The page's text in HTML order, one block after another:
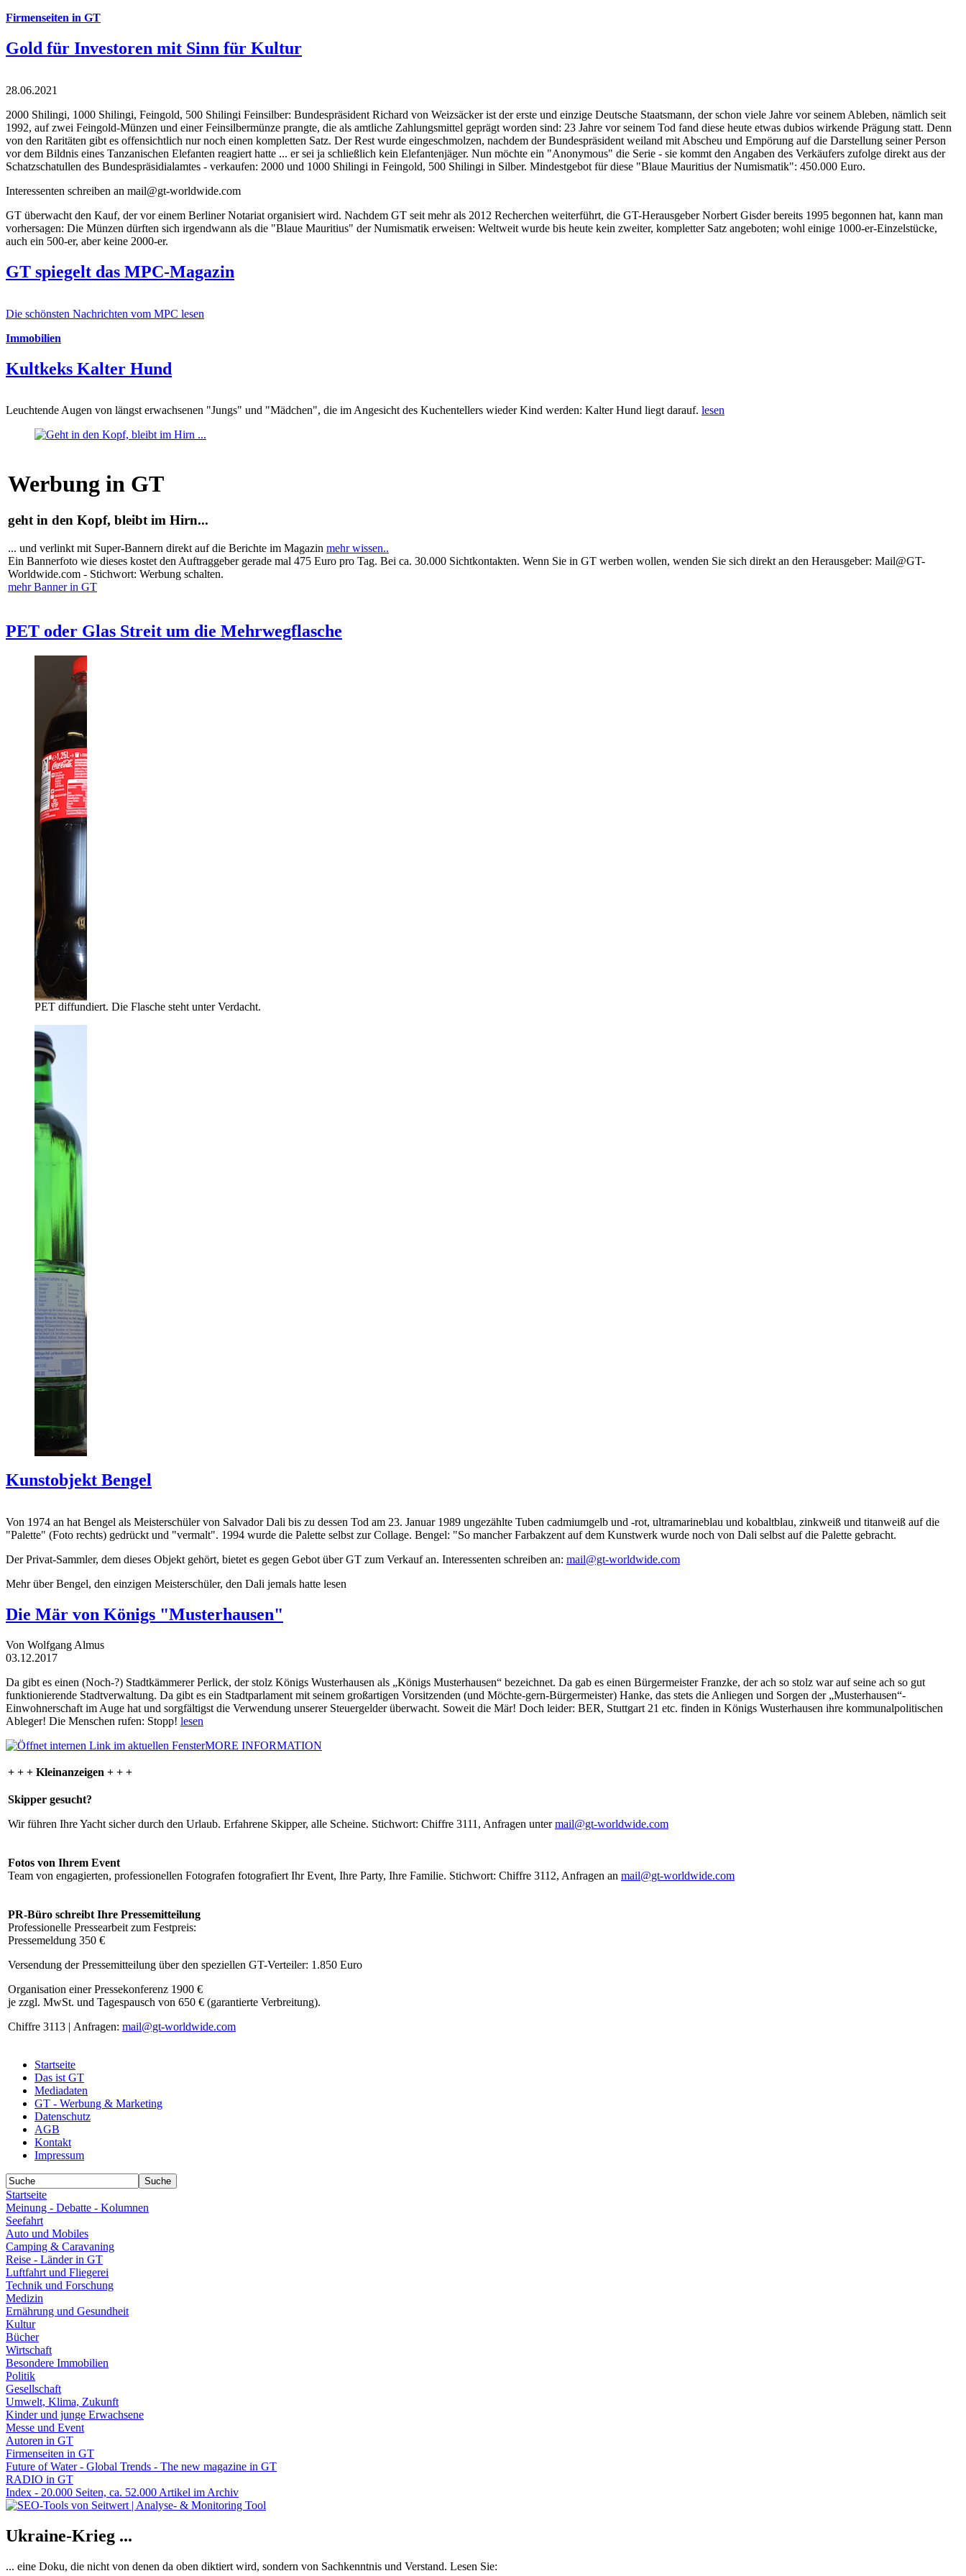
Firmenseiten in GT
Gold für Investoren mit Sinn für Kultur
28.06.2021
2000 Shilingi, 1000 Shilingi, Feingold, 500 Shilingi Feinsilber: Bundespräsident Richard von Weizsäcker ist der erste und einzige Deutsche Staatsmann, der schon viele Jahre vor seinem Ableben, nämlich seit
1992, auf zwei Feingold-Münzen und einer Feinsilbermünze prangte, die als amtliche Zahlungsmittel geprägt worden sind: 23 Jahre vor seinem Tod fand diese heute etwas dubios wirkende Prägung statt. Denn
von den Raritäten gibt es offensichtlich nur noch einen kompletten Satz. Der Rest wurde eingeschmolzen, nachdem der Bundespräsident weiland mit Abscheu und Empörung auf die Darstellung seiner Person
vor dem Bildnis eines Tanzanischen Elefanten reagiert hatte ... er sei ja schließlich kein Elefantenjäger. Nun möchte ein "Anonymous" die Serie - sie kommt den Angaben des Verkäufers zufolge direkt aus der
Schatzschatullen des Bundespräsidialamtes - verkaufen: 2000 und 1000 Shilingi in Feingold, 500 Shilingi in Silber. Mindestgebot für diese "Blaue Mauritius der Numismatik": 450.000 Euro.
Interessenten schreiben an mail@gt-worldwide.com
GT überwacht den Kauf, der vor einem Berliner Notariat organisiert wird. Nachdem GT seit mehr als 2012 Recherchen weiterführt, die GT-Herausgeber Norbert Gisder bereits 1995 begonnen hat, kann man
vorhersagen: Die Münzen dürften sich irgendwann als die "Blaue Mauritius" der Numismatik erweisen: Weltweit wurde bis heute kein zweiter, kompletter Satz angeboten; wohl einige 1000-er-Einzelstücke,
auch ein 500-er, aber keine 2000-er.
GT spiegelt das MPC-Magazin
Die schönsten Nachrichten vom MPC lesen
Immobilien
Kultkeks Kalter Hund
Leuchtende Augen von längst erwachsenen "Jungs" und "Mädchen", die im Angesicht des Kuchentellers wieder Kind werden: Kalter Hund liegt darauf. lesen
Werbung in GT
geht in den Kopf, bleibt im Hirn...
... und verlinkt mit Super-Bannern direkt auf die Berichte im Magazin mehr wissen..
Ein Bannerfoto wie dieses kostet den Auftraggeber gerade mal 475 Euro pro Tag. Bei ca. 30.000 Sichtkontakten. Wenn Sie in GT werben wollen, wenden Sie sich direkt an den Herausgeber: Mail@GT-
Worldwide.com - Stichwort: Werbung schalten.
mehr Banner in GT
PET oder Glas Streit um die Mehrwegflasche
PET diffundiert. Die Flasche steht unter Verdacht.
Kunstobjekt Bengel
Von 1974 an hat Bengel als Meisterschüler von Salvador Dali bis zu dessen Tod am 23. Januar 1989 ungezählte Tuben cadmiumgelb und -rot, ultramarineblau und kobaltblau, zinkweiß und titanweiß auf die
"Palette" (Foto rechts) gedrückt und "vermalt". 1994 wurde die Palette selbst zur Collage. Bengel: "So mancher Farbakzent auf dem Kunstwerk wurde noch von Dali selbst auf die Palette gebracht.
Der Privat-Sammler, dem dieses Objekt gehört, bietet es gegen Gebot über GT zum Verkauf an. Interessenten schreiben an: mail@gt-worldwide.com
Mehr über Bengel, den einzigen Meisterschüler, den Dali jemals hatte lesen
Die Mär von Königs "Musterhausen"
Von Wolfgang Almus
03.12.2017
Da gibt es einen (Noch-?) Stadtkämmerer Perlick, der stolz Königs Wusterhausen als „Königs Musterhausen“ bezeichnet. Da gab es einen Bürgermeister Franzke, der ach so stolz war auf seine ach so gut
funktionierende Stadtverwaltung. Da gibt es ein Stadtparlament mit seinem großartigen Vorsitzenden (und Möchte-gern-Bürgermeister) Hanke, das stets die Anliegen und Sorgen der „Musterhausen“-
Einwohnerschaft im Auge hat und sorgfältigst die Verwendung unserer Steuergelder überwacht. Soweit die Mär! Doch leider: BER, Stuttgart 21 etc. finden in Königs Wusterhausen ihre kommunalpolitischen
Ableger! Die Menschen rufen: Stopp! lesen
MORE INFORMATION
+ + + Kleinanzeigen + + +
Skipper gesucht?
Wir führen Ihre Yacht sicher durch den Urlaub. Erfahrene Skipper, alle Scheine. Stichwort: Chiffre 3111, Anfragen untermail@gt-worldwide.com
Fotos von Ihrem Event
Team von engagierten, professionellen Fotografen fotografiert Ihr Event, Ihre Party, Ihre Familie. Stichwort: Chiffre 3112, Anfragen an mail@gt-worldwide.com
PR-Büro schreibt Ihre Pressemitteilung
Professionelle Pressearbeit zum Festpreis:
Pressemeldung 350 €
Versendung der Pressemitteilung über den speziellen GT-Verteiler: 1.850 Euro
Organisation einer Pressekonferenz 1900 €
je zzgl. MwSt. und Tagespausch von 650 € (garantierte Verbreitung).
Chiffre 3113 | Anfragen: mail@gt-worldwide.com
Startseite
Das ist GT
Mediadaten
GT - Werbung & Marketing
Datenschutz
AGB
Kontakt
Impressum
Startseite
Meinung - Debatte - Kolumnen
Seefahrt
Auto und Mobiles
Camping & Caravaning
Reise - Länder in GT
Luftfahrt und Fliegerei
Technik und Forschung
Medizin
Ernährung und Gesundheit
Kultur
Bücher
Wirtschaft
Besondere Immobilien
Politik
Gesellschaft
Umwelt, Klima, Zukunft
Kinder und junge Erwachsene
Messe und Event
Autoren in GT
Firmenseiten in GT
Future of Water - Global Trends - The new magazine in GT
RADIO in GT
Index - 20.000 Seiten, ca. 52.000 Artikel im Archiv
Ukraine-Krieg ...
... eine Doku, die nicht von denen da oben diktiert wird, sondern von Sachkenntnis und Verstand. Lesen Sie: